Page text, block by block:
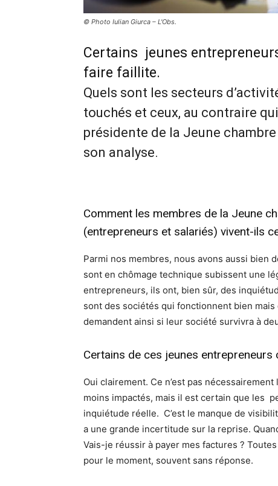
© Photo Iulian Giurca – L'Obs.
Certains jeunes
faire faillite.
Quels sont les secteurs
touchés et ceux, au contraire
présidente de la Jeune
son analyse.
Comment les membres de la Jeune
(entrepreneurs et salariés) vivent-ils
Parmi nos membres, nous avons aussi bien
sont en chômage technique subissent une
entrepreneurs, ils ont, bien sûr, des
sont des sociétés qui fonctionnent bien
demandent ainsi si leur société survivra à
Certains de ces jeunes
Oui clairement. Ce n’est pas
moins impactés, mais il est certain que les
inquiétude réelle. C’est le manque de
a une grande incertitude sur la reprise.
Vais-je réussir à payer mes factures ?
pour le moment, souvent sans réponse.